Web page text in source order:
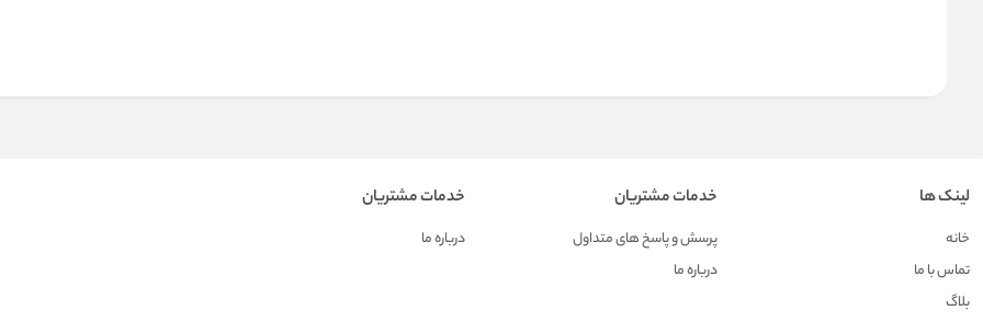
لینک ها
خانه
تماس با ما
بلاگ
خدمات مشتریان
پرسش و پاسخ های متداول
درباره ما
خدمات مشتریان
درباره ما